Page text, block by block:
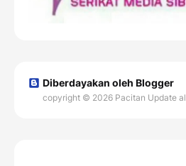
Diberdayakan oleh Blogger
copyright © 2026 Pacitan Update